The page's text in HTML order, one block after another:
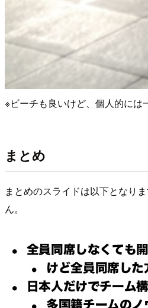
※ビーチも良いけど、個人的には
まとめ
まとめのスライドは以下となり
ん。